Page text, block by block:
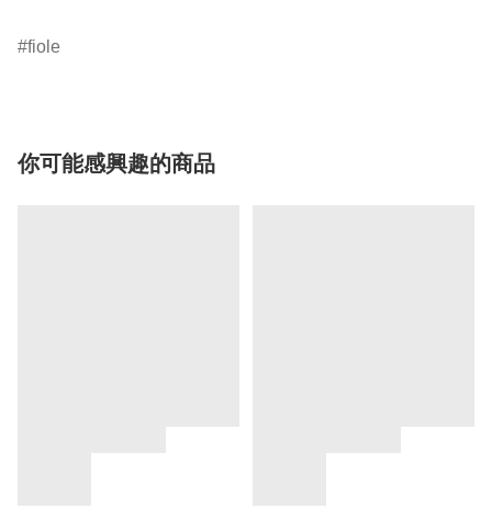
fiole
你可能感興趣的商品